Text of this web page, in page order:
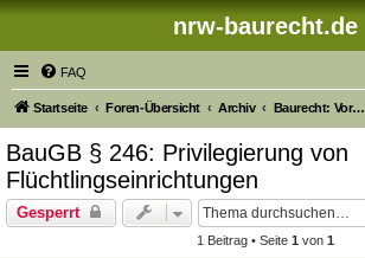
nrw-baurecht.de
FAQ
Startseite Foren-Übersicht Archiv Baurecht: Vorschriftenänderungen der Vorjahre
BauGB § 246: Privilegierung von
Flüchtlingseinrichtungen
Gesperrt
1 Beitrag • Seite 1 von 1